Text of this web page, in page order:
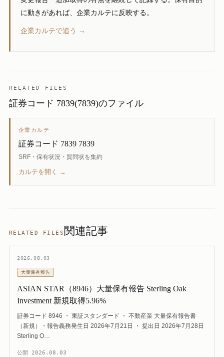
に動きがあれば、企業カルテに反映する。
企業カルテで追う →
RELATED FILES
証券コード 7839(7839)のファイル
企業カルテ
証券コード 7839 7839
SRF・保有状況・質問状を集約
カルテを開く →
RELATED FILES 関連記事
2026.08.03
大量保有報告
ASIAN STAR（8946）大量保有報告 Sterling Oak
Investment 新規取得5.96%
証券コード 8946 ・ 東証スタンダード ・ 不動産業 大量保有報告書
（新規）・報告義務発生日 2026年7月21日 ・ 提出日 2026年7月28日
Sterling O…
公開 2026.08.03